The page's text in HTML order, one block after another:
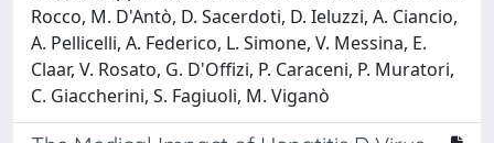
Rocco, M. D'Antò, D. Sacerdoti, D. Ieluzzi, A. Ciancio,
A. Pellicelli, A. Federico, L. Simone, V. Messina, E.
Claar, V. Rosato, G. D'Offizi, P. Caraceni, P. Muratori,
C. Giaccherini, S. Fagiuoli, M. Viganò